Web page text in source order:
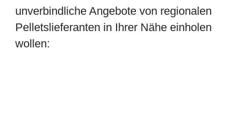
unverbindliche Angebote von regionalen
Pelletslieferanten in Ihrer Nähe einholen
wollen: